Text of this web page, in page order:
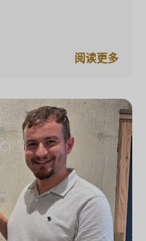
阅读更多